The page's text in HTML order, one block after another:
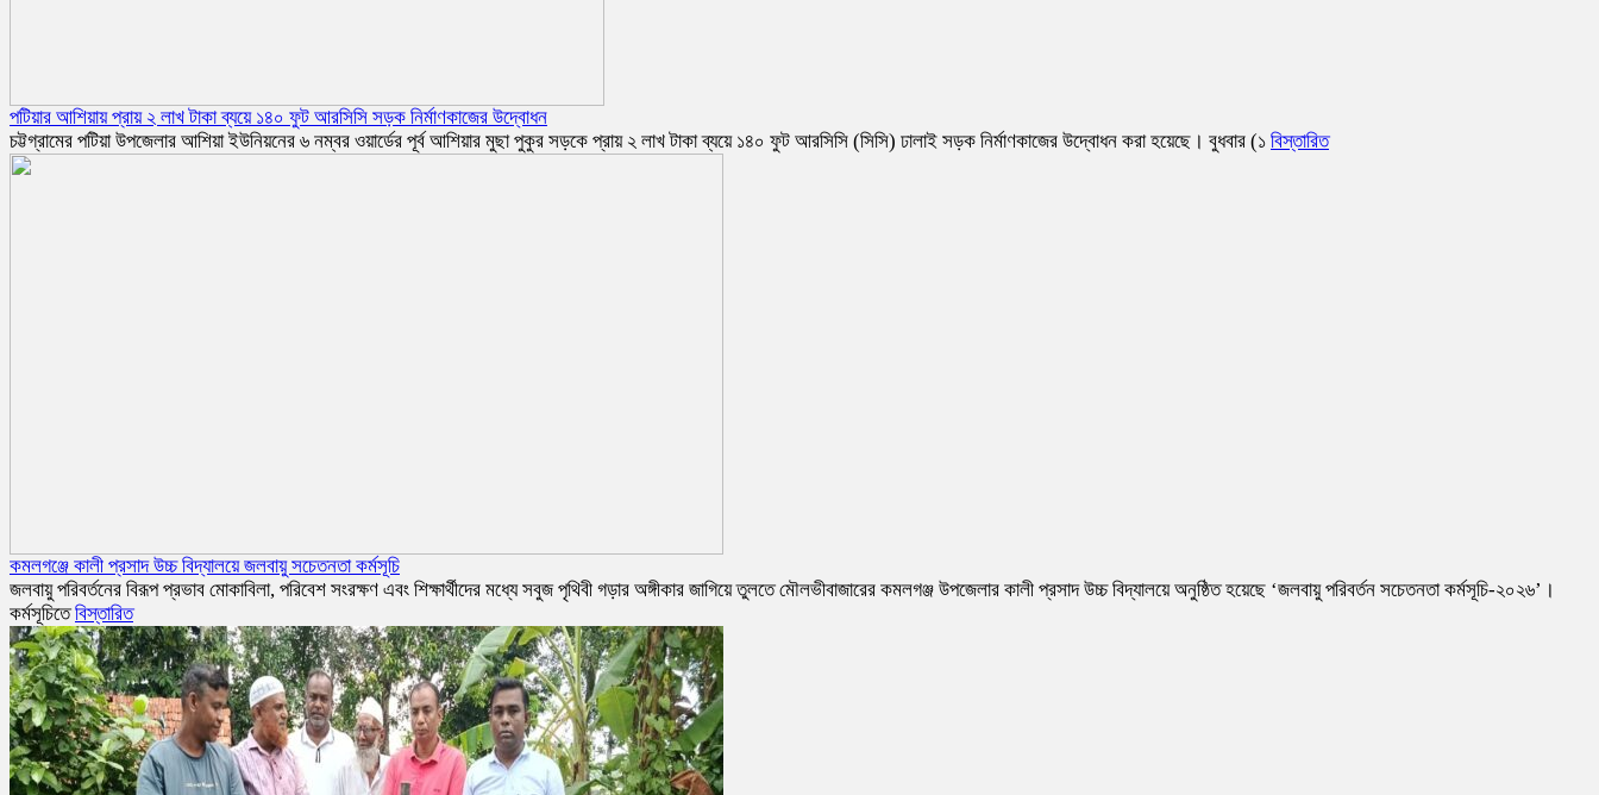
পটিয়ার আশিয়ায় প্রায় ২ লাখ টাকা ব্যয়ে ১৪০ ফুট আরসিসি সড়ক নির্মাণকাজের উদ্বোধন
চট্টগ্রামের পটিয়া উপজেলার আশিয়া ইউনিয়নের ৬ নম্বর ওয়ার্ডের পূর্ব আশিয়ার মুছা পুকুর সড়কে প্রায় ২ লাখ টাকা ব্যয়ে ১৪০ ফুট আরসিসি (সিসি) ঢালাই সড়ক নির্মাণকাজের উদ্বোধন করা হয়েছে। বুধবার (১ বিস্তারিত
কমলগঞ্জে কালী প্রসাদ উচ্চ বিদ্যালয়ে জলবায়ু সচেতনতা কর্মসূচি
জলবায়ু পরিবর্তনের বিরূপ প্রভাব মোকাবিলা, পরিবেশ সংরক্ষণ এবং শিক্ষার্থীদের মধ্যে সবুজ পৃথিবী গড়ার অঙ্গীকার জাগিয়ে তুলতে মৌলভীবাজারের কমলগঞ্জ উপজেলার কালী প্রসাদ উচ্চ বিদ্যালয়ে অনুষ্ঠিত হয়েছে ‘জলবায়ু পরিবর্তন সচেতনতা কর্মসূচি-২০২৬’।
কর্মসূচিতেবিস্তারিত